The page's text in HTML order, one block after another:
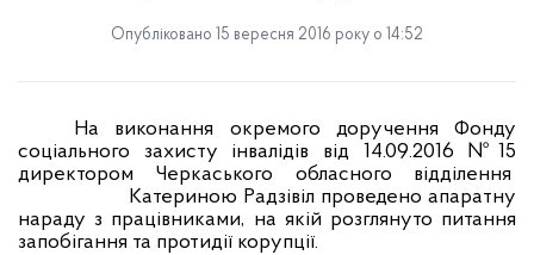
Опубліковано 15 вересня 2016 року о 14:52
На виконання окремого доручення Фонду
соціального захисту інвалідів від 14.09.2016 №15
директором Черкаського обласного відділення
Катериною Радзівіл проведено апаратну
нараду з працівниками, на якій розглянуто питання
запобігання та протидії корупції.